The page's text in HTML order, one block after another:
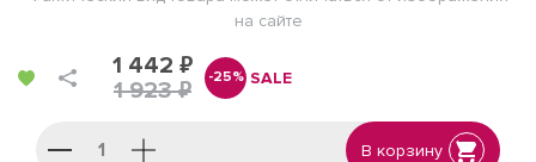
на сайте
1 442 ₽
1 923 ₽
-25% SALE
В корзину